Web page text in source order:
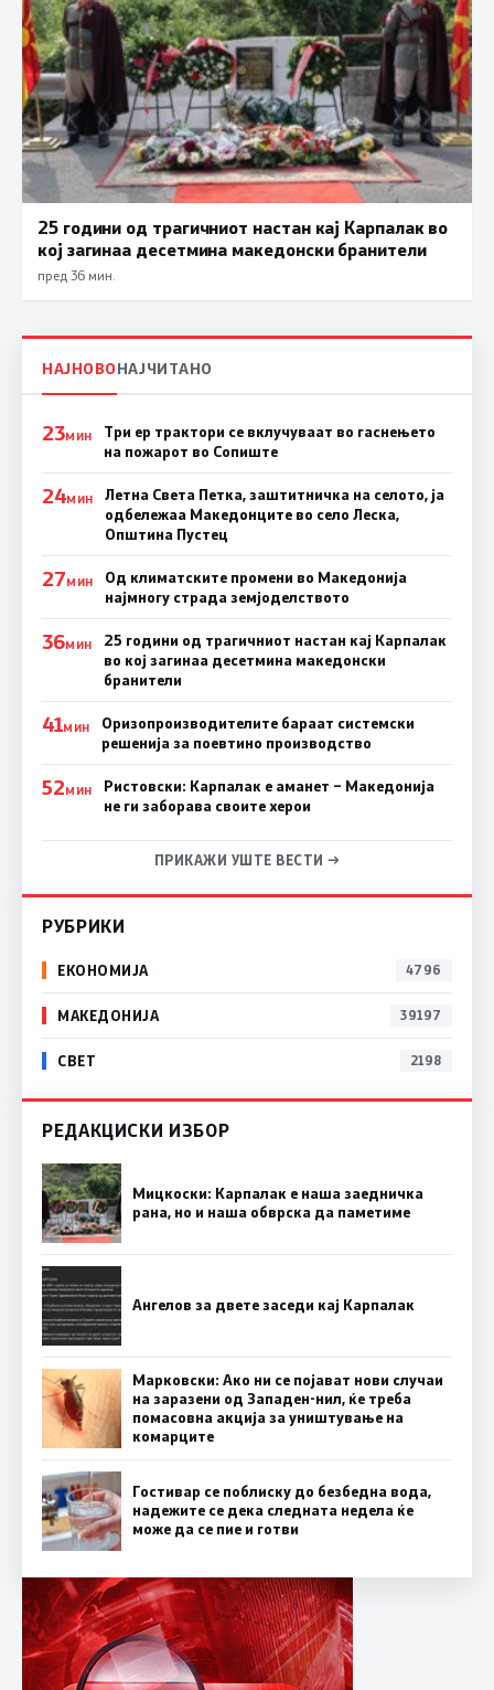
25 години од трагичниот настан кај Карпалак во
кој загинаа десетмина македонски бранители
пред 36 мин.
НАЈНОВОНАЈЧИТАНО
23МИН
Три ер трактори се вклучуваат во гаснењето
на пожарот во Сопиште
24МИН
Летна Света Петка, заштитничка на селото, ја
одбележаа Македонците во село Леска,
Општина Пустец
27МИН
Од климатските промени во Македонија
најмногу страда земјоделството
36МИН
25 години од трагичниот настан кај Карпалак
во кој загинаа десетмина македонски
бранители
41МИН
Оризопроизводителите бараат системски
решенија за поевтино производство
52МИН
Ристовски: Карпалак е аманет – Македонија
не ги заборава своите херои
ПРИКАЖИ УШТЕ ВЕСТИ →
РУБРИКИ
ЕКОНОМИЈА 4796
МАКЕДОНИЈА 39197
СВЕТ 2198
РЕДАКЦИСКИ ИЗБОР
Мицкоски: Карпалак е наша заедничка
рана, но и наша обврска да паметиме
Ангелов за двете заседи кај Карпалак
Марковски: Ако ни се појават нови случаи
на заразени од Западен-нил, ќе треба
помасовна акција за уништување на
комарците
Гостивар се поблиску до безбедна вода,
надежите се дека следната недела ќе
може да се пие и готви